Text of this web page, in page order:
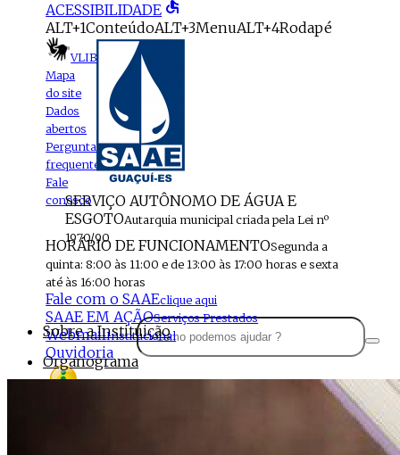
ACESSIBILIDADE accessible
ALT+1ConteúdoALT+3MenuALT+4Rodapé
VLIBRAS
Mapa
do site
Dados
abertos
Perguntas
frequentes
Fale
conosco
SERVIÇO AUTÔNOMO DE ÁGUA E
ESGOTOAutarquia municipal criada pela Lei nº
1970/90
HORÁRIO DE FUNCIONAMENTOSegunda a
quinta: 8:00 às 11:00 e de 13:00 às 17:00 horas e sexta
até às 16:00 horas
Fale com o SAAEclique aqui
SAAE EM AÇÃOServiços Prestados
WebmailInstitucional
Ouvidoria
Sobre a Instituição
Organograma